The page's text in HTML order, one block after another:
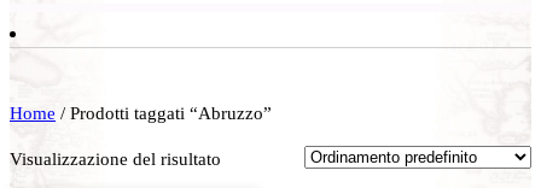
Home / Prodotti taggati “Abruzzo”
Visualizzazione del risultato